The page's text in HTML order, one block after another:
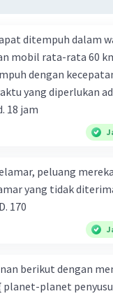
ditempuh dalam
mobil rata-rata 60
dengan
diperlukan adalah ....
c. 15 jam d. 18 jam
peluang
yang tidak
170
berikut dengan
planet-planet